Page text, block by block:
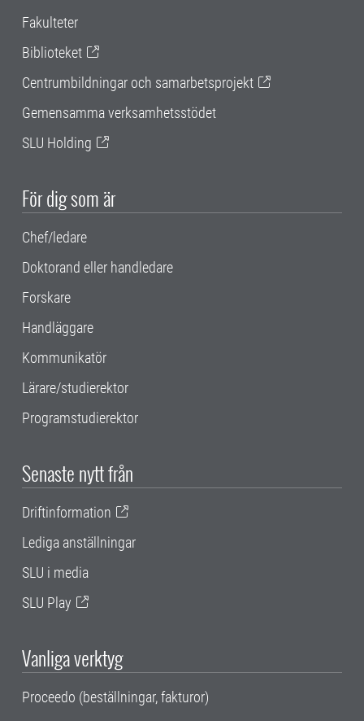
Fakulteter
Biblioteket
Centrumbildningar och samarbetsprojekt
Gemensamma verksamhetsstödet
SLU Holding
För dig som är
Chef/ledare
Doktorand eller handledare
Forskare
Handläggare
Kommunikatör
Lärare/studierektor
Programstudierektor
Senaste nytt från
Driftinformation
Lediga anställningar
SLU i media
SLU Play
Vanliga verktyg
Proceedo (beställningar, fakturor)